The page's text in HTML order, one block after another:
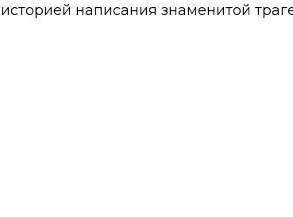
историей написания знаменитой